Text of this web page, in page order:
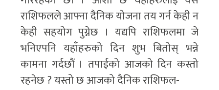
राशिफलले आफ्ना दैनिक योजना तय गर्न केही न
केही सहयोग पुग्नेछ । यद्यपि राशिफलमा जे
भनिएपनि यहाँहरुको दिन शुभ बितोस् भन्ने
कामना गर्दछौं । तपाईको आजको दिन कस्तो
रहनेछ ? यस्तो छ आजको दैनिक राशिफल-